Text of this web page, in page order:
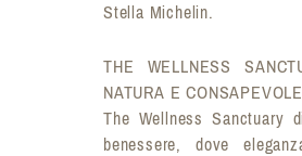
Stella Michelin.
THE WELLNESS
NATURA E
The Wellness Sanctuary
benessere, dove